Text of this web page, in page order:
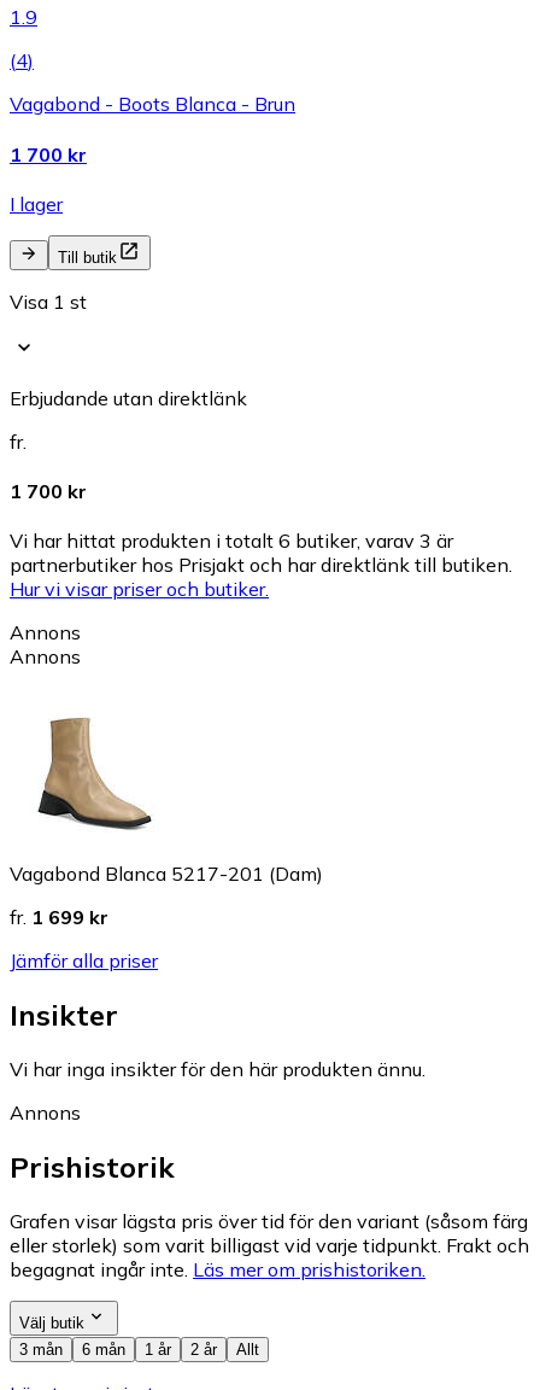
1.9
(4)
Vagabond - Boots Blanca - Brun
1 700 kr
I lager
Till butik
Visa 1 st
Erbjudande utan direktlänk
fr.
1 700 kr
Vi har hittat produkten i totalt 6 butiker, varav 3 är
partnerbutiker hos Prisjakt och har direktlänk till butiken.
Hur vi visar priser och butiker.
Annons
Annons
Vagabond Blanca 5217-201 (Dam)
fr. 1 699 kr
Jämför alla priser
Insikter
Vi har inga insikter för den här produkten ännu.
Annons
Prishistorik
Grafen visar lägsta pris över tid för den variant (såsom färg
eller storlek) som varit billigast vid varje tidpunkt. Frakt och
begagnat ingår inte. Läs mer om prishistoriken.
Välj butik
3 mån
6 mån 1 år 2 år Allt